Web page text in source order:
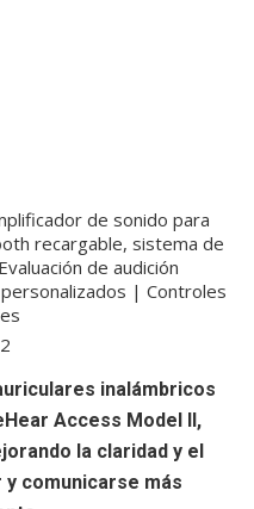
de sonido para
recargable, sistema de
de audición
| Controles
inalámbricos
Access Model II,
la claridad y el
comunicarse más